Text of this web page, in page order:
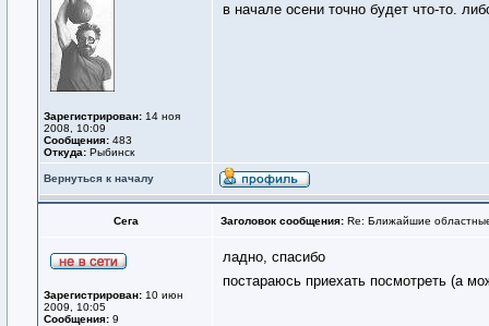
Зарегистрирован: 14 ноя
2008, 10:09
Сообщения: 483
Откуда: Рыбинск
в начале осени точно будет что-то.
Вернуться к началу
Сега Заголовок сообщения: Re: Ближайшие
Зарегистрирован: 10 июн
2009, 10:05
Сообщения: 9
ладно, спасибо
постараюсь приехать посмотреть (а